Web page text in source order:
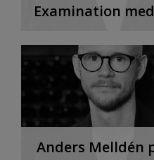
Examination
Anders Melldén